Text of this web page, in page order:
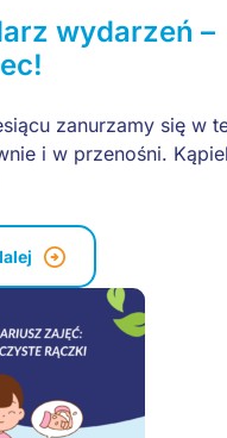
wydarzeń –
zanurzamy się w
i w przenośni.